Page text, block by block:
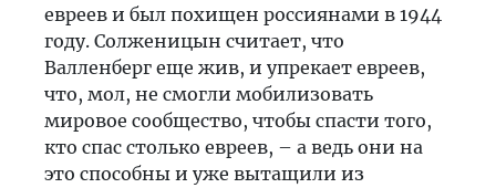
евреев и был похищен россиянами в 1944
году. Солженицын считает, что
Валленберг еще жив, и упрекает евреев,
что, мол, не смогли мобилизовать
мировое сообщество, чтобы спасти того,
кто спас столько евреев, – а ведь они на
это способны и уже вытащили из